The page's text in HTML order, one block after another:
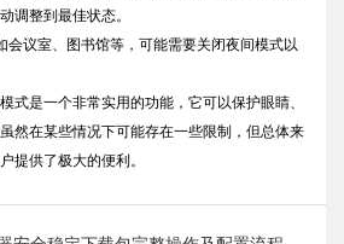
调整到最佳状态。
会议室、图书馆等，可能需要关闭夜间模式以
式是一个非常实用的功能，它可以保护眼睛、
然在某些情况下可能存在一些限制，但总体来
提供了极大的便利。